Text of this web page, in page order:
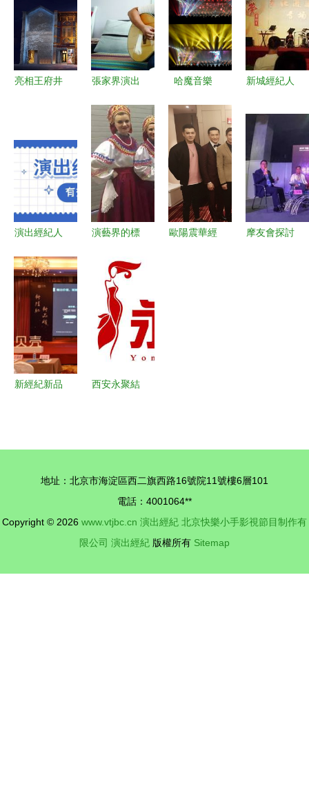
亮相王府井
粹 右手時
尚 演出經
紀的破局者
張家界演出
視 價格、
批發與資源
整合的深度
解析
哈魔音樂
樂制作與演
出經紀的先
鋒力量
新城經紀人
3G演出經
紀的智能伙
伴
演出經紀人
期全解 別
讓你的“通
行證”過
期！
演藝界的標
牌經紀人何
歡與演出經
紀的藝術
歐陽震華經
摩友會探討
新經紀新品
圓滿舉辦
西安永聚結
地址：北京市海淀區西二旗西路16號院11號樓6層101
電話：4001064**
Copyright © 2026 www.vtjbc.cn 演出經紀 北京快樂小手影視節目制作有
限公司 演出經紀 版權所有 Sitemap